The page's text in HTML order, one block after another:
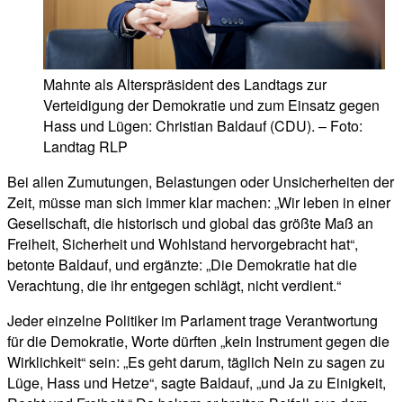
Mahnte als Alterspräsident des Landtags zur
Verteidigung der Demokratie und zum Einsatz gegen
Hass und Lügen: Christian Baldauf (CDU). – Foto:
Landtag RLP
Bei allen Zumutungen, Belastungen oder Unsicherheiten der
Zeit, müsse man sich immer klar machen: „Wir leben in einer
Gesellschaft, die historisch und global das größte Maß an
Freiheit, Sicherheit und Wohlstand hervorgebracht hat“,
betonte Baldauf, und ergänzte: „Die Demokratie hat die
Verachtung, die ihr entgegen schlägt, nicht verdient.“
Jeder einzelne Politiker im Parlament trage Verantwortung
für die Demokratie, Worte dürften „kein Instrument gegen die
Wirklichkeit“ sein: „Es geht darum, täglich Nein zu sagen zu
Lüge, Hass und Hetze“, sagte Baldauf, „und Ja zu Einigkeit,